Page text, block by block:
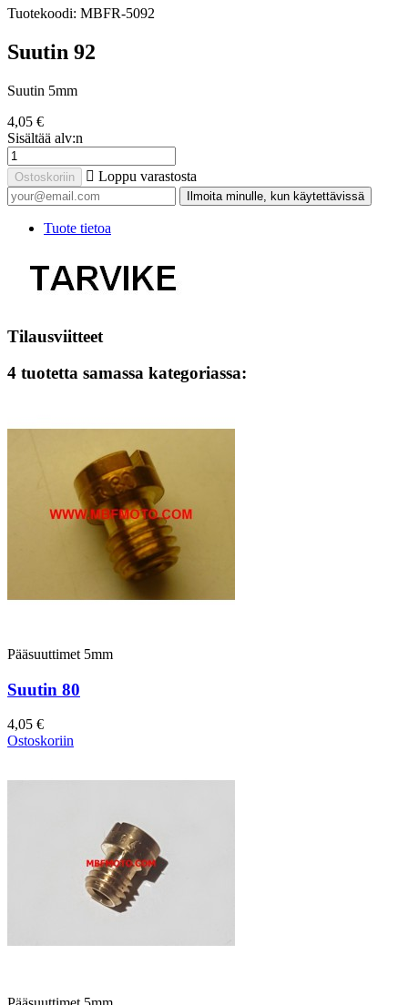
Tuotekoodi: MBFR-5092
Suutin 92
Suutin 5mm
4,05 €
Sisältää alv:n
Ostoskoriin  Loppu varastosta
Ilmoita minulle, kun käytettävissä
Tuote tietoa
Tilausviitteet
4 tuotetta samassa kategoriassa:
Pääsuuttimet 5mm
Suutin 80
4,05 €
Ostoskoriin